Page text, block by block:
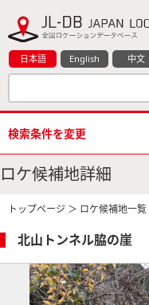
日本語 English 中文
検索条件を変更
ロケ候補地詳細
トップページ ＞ ロケ候補地一覧
北山トンネル脇の崖